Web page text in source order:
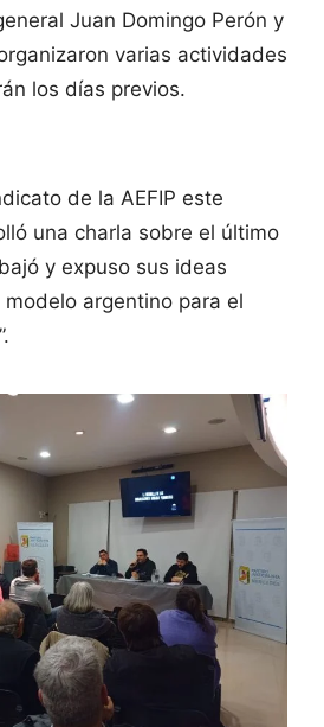
Juan Domingo Perón y
varias actividades
los días previos.
de la AEFIP este
una charla sobre el último
y expuso sus ideas
modelo argentino para el